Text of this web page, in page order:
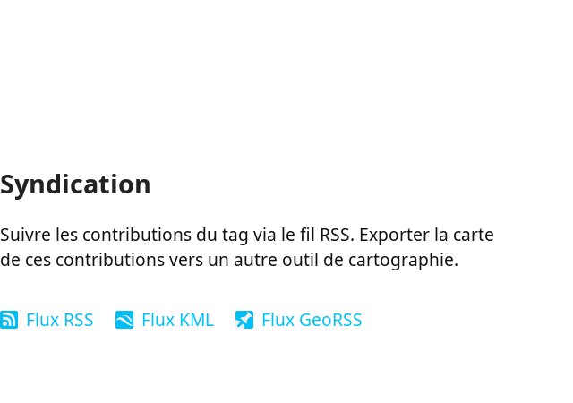
Syndication
Suivre les contributions du tag via le fil RSS. Exporter la carte
de ces contributions vers un autre outil de cartographie.
Flux RSS Flux KML Flux GeoRSS